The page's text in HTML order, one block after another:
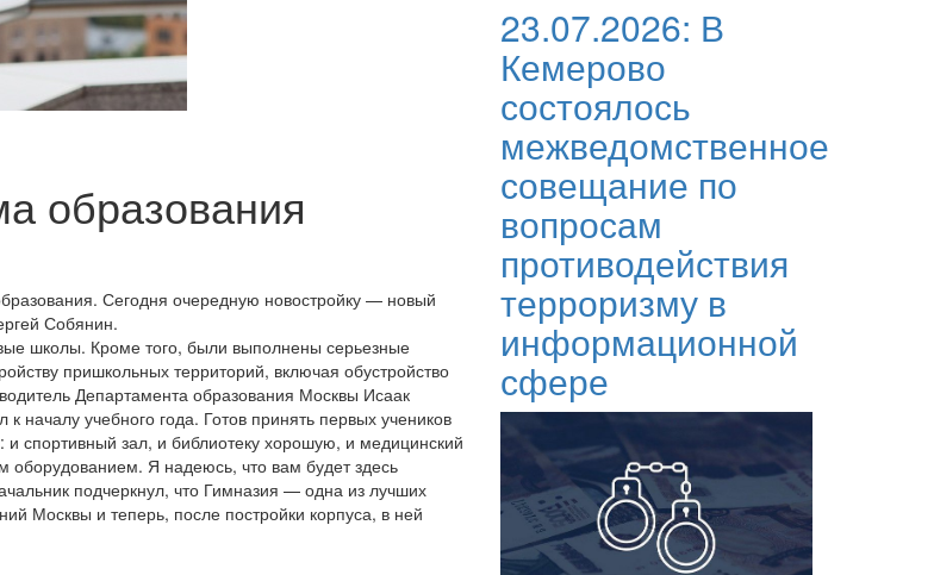
образования
Сегодня очередную новостройку — новый
Собянин.
школы. Кроме того, были выполнены серьезные
пришкольных территорий, включая обустройство
Департамента образования Москвы Исаак
началу учебного года. Готов принять первых учеников
спортивный зал, и библиотеку хорошую, и медицинский
Я надеюсь, что вам будет здесь
подчеркнул, что Гимназия — одна из лучших
Москвы и теперь, после постройки корпуса, в ней
23.07.2026: В
Кемерово
состоялось
межведомственное
совещание по
вопросам
противодействия
терроризму в
информационной
сфере